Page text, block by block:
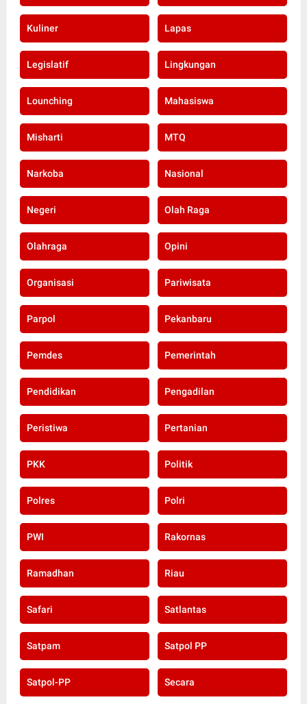
Kuliner Lapas
Legislatif Lingkungan
Lounching Mahasiswa
Misharti MTQ
Narkoba Nasional
Negeri Olah Raga
Olahraga Opini
Organisasi Pariwisata
Parpol Pekanbaru
Pemdes Pemerintah
Pendidikan Pengadilan
Peristiwa Pertanian
PKK Politik
Polres Polri
PWI Rakornas
Ramadhan Riau
Safari Satlantas
Satpam Satpol PP
Satpol-PP Secara